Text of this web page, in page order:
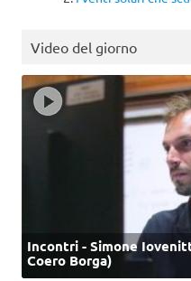
Video del giorno
Incontri - Simone
Coero Borga)